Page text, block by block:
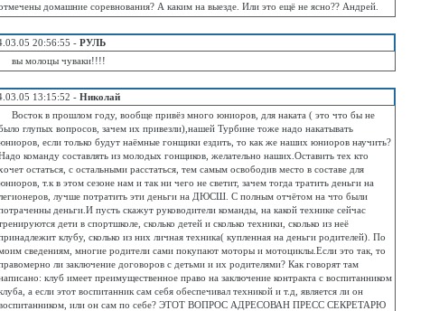
домашние соревнования? А каким на выезде. Или это ещё не ясно?? Андрей.
20:56:55 - РУЛЬ
вы молоцы чуваки!!!!
13:15:52 - Николай
Восток в прошлом году, вообще привёз много юниоров, для наката ( это что бы не
глупых вопросов, зачем их привезли),нашей Турбине тоже надо накатывать
если только будут наёмные гонщики ездить, то как же наших юниоров научить?
команду составлять из молодых гонщиков, желательно наших.Оставить тех кто
остаться, с остальными расстаться, тем самым освободив место в составе для
т.к в этом сезоне нам и так ни чего не светит, зачем тогда тратить деньги на
лучше потратить эти деньги на ДЮСШ. С полным отчётом на что были
деньги.И пусть скажут руководители команды, на какой технике сейчас
дети в спортшколе, сколько детей и сколько техники, сколько из неё
клубу, сколько из них личная техника( купленная на деньги родителей). По
сведениям, многие родители сами покупают моторы и мотоциклы.Если это так, то
ли заключение договоров с детьми и их родителями? Как говорят там
клуб имеет преимущественное право на заключение контракта с воспитанником
а если этот воспитанник сам себя обеспечивал техникой и т.д, является ли он
или он сам по себе? ЭТОТ ВОПРОС АДРЕСОВАН ПРЕСС СЕКРЕТАРЮ